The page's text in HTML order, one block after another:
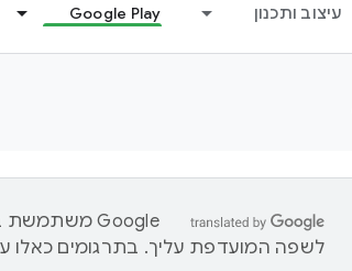
עיצוב ותכנון Google Play
לשפה המועדפת עליך. בתרגומים כאלו